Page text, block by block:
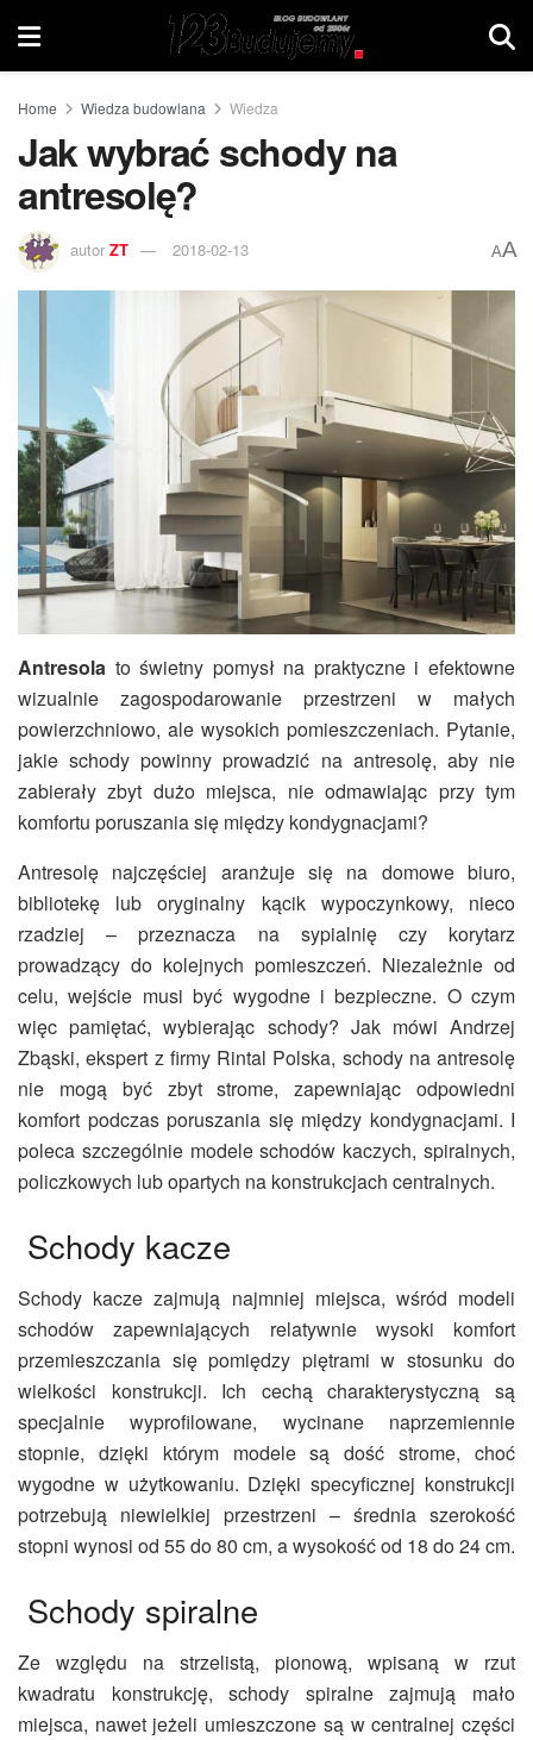
Home Wiedza budowlana Wiedza
Jak wybrać schody na
antresolę?
autor ZT 2018-02-13 AA
Antresola to świetny pomysł na praktyczne i efektowne
wizualnie zagospodarowanie przestrzeni w małych
powierzchniowo, ale wysokich pomieszczeniach. Pytanie,
jakie schody powinny prowadzić na antresolę, aby nie
zabierały zbyt dużo miejsca, nie odmawiając przy tym
komfortu poruszania się między kondygnacjami?
Antresolę najczęściej aranżuje się na domowe biuro,
bibliotekę lub oryginalny kącik wypoczynkowy, nieco
rzadziej – przeznacza na sypialnię czy korytarz
prowadzący do kolejnych pomieszczeń. Niezależnie od
celu, wejście musi być wygodne i bezpieczne. O czym
więc pamiętać, wybierając schody? Jak mówi Andrzej
Zbąski, ekspert z firmy Rintal Polska, schody na antresolę
nie mogą być zbyt strome, zapewniając odpowiedni
komfort podczas poruszania się między kondygnacjami. I
poleca szczególnie modele schodów kaczych, spiralnych,
policzkowych lub opartych na konstrukcjach centralnych.
Schody kacze
Schody kacze zajmują najmniej miejsca, wśród modeli
schodów zapewniających relatywnie wysoki komfort
przemieszczania się pomiędzy piętrami w stosunku do
wielkości konstrukcji. Ich cechą charakterystyczną są
specjalnie wyprofilowane, wycinane naprzemiennie
stopnie, dzięki którym modele są dość strome, choć
wygodne w użytkowaniu. Dzięki specyficznej konstrukcji
potrzebują niewielkiej przestrzeni – średnia szerokość
stopni wynosi od 55 do 80 cm, a wysokość od 18 do 24 cm.
Schody spiralne
Ze względu na strzelistą, pionową, wpisaną w rzut
kwadratu konstrukcję, schody spiralne zajmują mało
miejsca, nawet jeżeli umieszczone są w centralnej części